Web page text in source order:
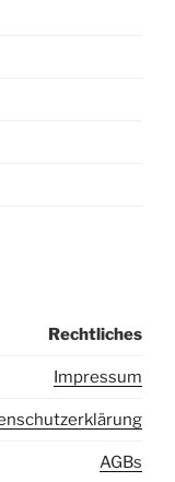
Rechtliches
Impressum
AGBs